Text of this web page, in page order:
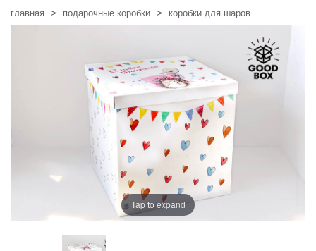
главная подарочные коробки коробки для шаров
Tap to expand